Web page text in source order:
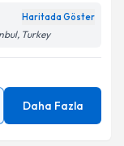
Haritada Göster
Turkey
Daha Fazla